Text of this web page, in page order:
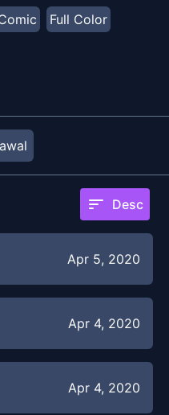
Full Color
sort Desc
Apr 5, 2020
Apr 4, 2020
Apr 4, 2020